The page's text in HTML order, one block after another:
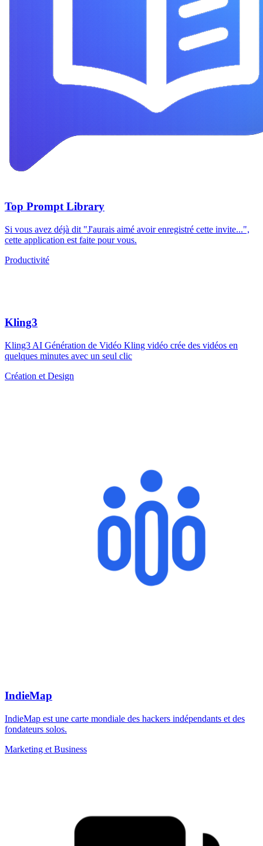
Top Prompt Library
Si vous avez déjà dit "J'aurais aimé avoir enregistré cette invite...",
cette application est faite pour vous.
Productivité
Kling3
Kling3 AI Génération de Vidéo Kling vidéo crée des vidéos en
quelques minutes avec un seul clic
Création et Design
IndieMap
IndieMap est une carte mondiale des hackers indépendants et des
fondateurs solos.
Marketing et Business